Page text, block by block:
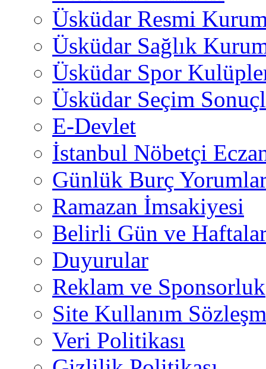
Üsküdar Resmi
Üsküdar Sağlık
Üsküdar Spor
Üsküdar Seçim
E-Devlet
İstanbul Nöbetçi
Günlük Burç
Ramazan İmsakiyesi
Belirli Gün ve
Duyurular
Reklam ve Sponsorluk
Site Kullanım
Veri Politikası